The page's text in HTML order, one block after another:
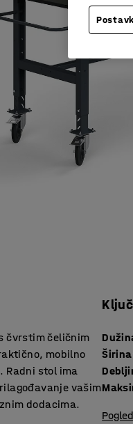
čvrstim čeličnim
mobilno
Radni stol ima
vašim
dodacima.
Širina